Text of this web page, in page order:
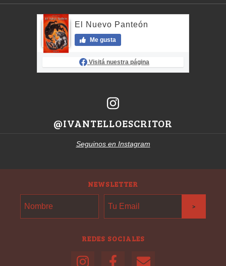
El Nuevo Panteón
Me gusta
Visitá nuestra página
@IVANTELLOESCRITOR
Seguinos en Instagram
NEWSLETTER
REDES SOCIALES